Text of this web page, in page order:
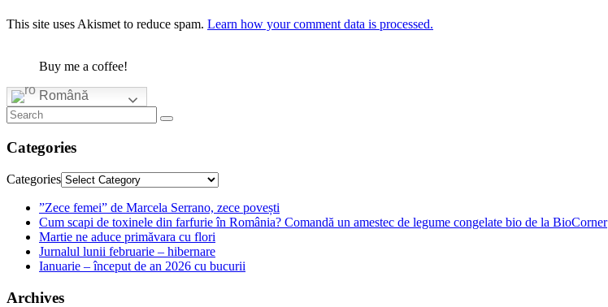
This site uses Akismet to reduce spam. Learn how your comment data is processed.
Buy me a coffee!
Română
Categories
Categories
”Zece femei” de Marcela Serrano, zece povești
Cum scapi de toxinele din farfurie în România? Comandă un amestec de legume congelate bio de la BioCorner
Martie ne aduce primăvara cu flori
Jurnalul lunii februarie – hibernare
Ianuarie – început de an 2026 cu bucurii
Archives